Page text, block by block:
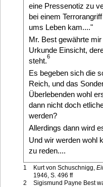
eine Pressenotiz zu
bei einem
ums Leben kam...."
Mr. Best gewährte
Urkunde Einsicht,
steht.6
Es begeben sich die
Reich, und das
Überlebenden wohl
dann nicht doch
werden?
Allerdings dann wird
Und wir werden wohl
zu reden....
1 Kurt von Schuschnigg,
1946, S. 496 ff
2
Sigismund Payne Best